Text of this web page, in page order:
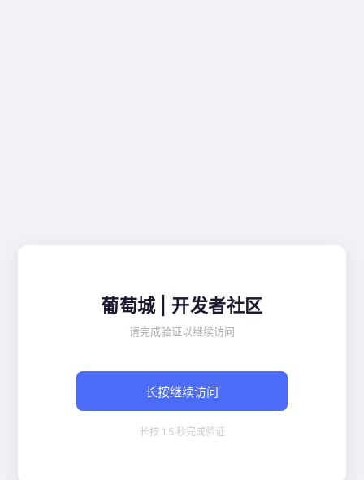
葡萄城 | 开发者社区
请完成验证以继续访问
长按继续访问
长按 1.5 秒完成验证